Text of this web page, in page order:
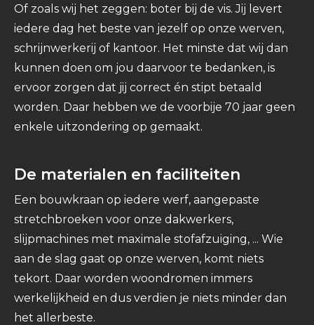
Of zoals wij het zeggen: boter bij de vis. Jij levert
iedere dag het beste van jezelf op onze werven,
schrijnwerkerij of kantoor. Het minste dat wij dan
kunnen doen om jou daarvoor te bedanken, is
ervoor zorgen dat jij correct én stipt betaald
worden. Daar hebben we de voorbije 70 jaar geen
enkele uitzondering op gemaakt.
De materialen en faciliteiten
Een bouwkraan op iedere werf, aangepaste
stretchbroeken voor onze dakwerkers,
slijpmachines met maximale stofafzuiging, ... Wie
aan de slag gaat op onze werven, komt niets
tekort. Daar worden woondromen immers
werkelijkheid en dus verdien je niets minder dan
het allerbeste.